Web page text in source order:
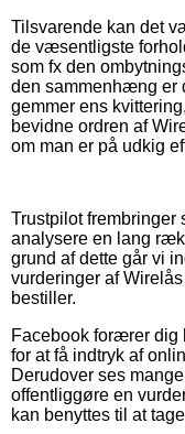
Tilsvarende kan det
de væsentligste
som fx den
den sammenhæng er
gemmer ens
bevidne ordren af
om man er på udkig
Trustpilot
analysere en lang
grund af dette går vi
vurderinger af
bestiller.
Facebook forærer dig
for at få indtryk af
Derudover ses
offentliggøre en
kan benyttes til at